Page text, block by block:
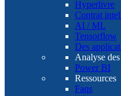
Hyperlivre
Contrat
AI / ML
Tensorflow
Des
Analyse
Power BI
Ressources
Faqs